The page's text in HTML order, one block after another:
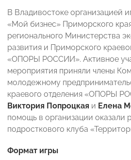
В Владивостоке организацией
«Мой бизнес» Приморского
регионального Министерства
развития и Приморского
«ОПОРЫ РОССИИ». Активное
мероприятия приняли члены
молодежному
краевого отделения «ОПОРЫ
Виктория Попроцкая и Елена
помощь в организации оказали
подросткового клуба
Формат игры